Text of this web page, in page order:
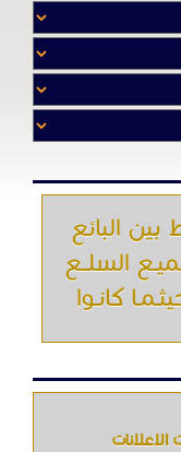
بين البائع
السلــع
كانـوا
الإعلانات